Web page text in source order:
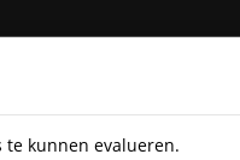
kunnen evalueren.